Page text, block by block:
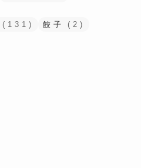
(131) 餃子
(2)